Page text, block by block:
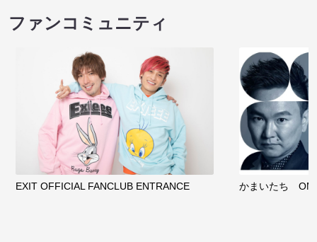
ファンコミュニティ
EXIT OFFICIAL FANCLUB ENTRANCE かまいたち